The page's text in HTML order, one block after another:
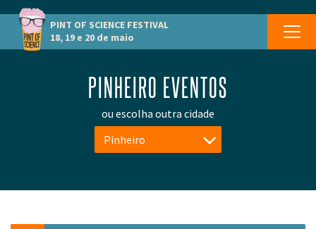
PINT OF SCIENCE FESTIVAL
18, 19 e 20 de maio
PINHEIRO EVENTOS
ou escolha outra cidade
Pinheiro